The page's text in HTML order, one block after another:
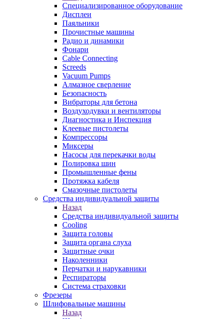
Специализированное оборудование
Дисплеи
Паяльники
Прочистные машины
Радио и динамики
Фонари
Cable Connecting
Screeds
Vacuum Pumps
Алмазное сверление
Безопасность
Вибраторы для бетона
Воздуходувки и вентиляторы
Диагностика и Инспекция
Клеевые пистолеты
Компрессоры
Миксеры
Насосы для перекачки воды
Полировка шин
Промышленные фены
Протяжка кабеля
Смазочные пистолеты
Средства индивидуальной защиты
Назад
Средства индивидуальной защиты
Cooling
Защита головы
Защита органа слуха
Защитные очки
Наколенники
Перчатки и нарукавники
Респираторы
Система страховки
Фрезеры
Шлифовальные машины
Назад